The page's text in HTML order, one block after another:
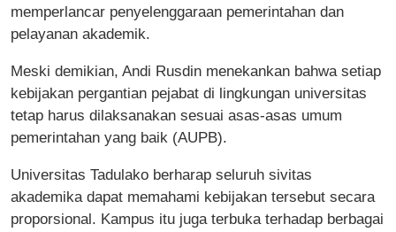
memperlancar penyelenggaraan pemerintahan dan
pelayanan akademik.
Meski demikian, Andi Rusdin menekankan bahwa setiap
kebijakan pergantian pejabat di lingkungan universitas
tetap harus dilaksanakan sesuai asas-asas umum
pemerintahan yang baik (AUPB).
Universitas Tadulako berharap seluruh sivitas
akademika dapat memahami kebijakan tersebut secara
proporsional. Kampus itu juga terbuka terhadap berbagai